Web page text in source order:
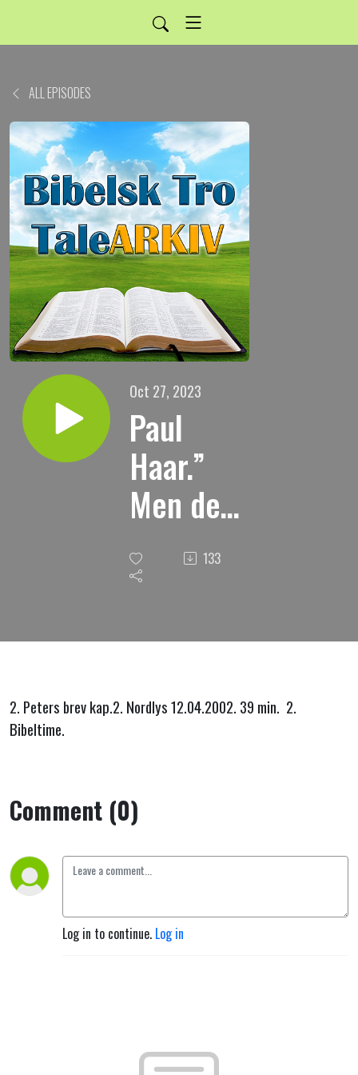
ALL EPISODES
Oct 27, 2023
Paul
Haar.”
Men det
stod
også
falske
profeter
133
2. Peters brev kap.2. Nordlys 12.04.2002. 39 min. 2.
Bibeltime.
Comment (0)
Log in to continue. Log in